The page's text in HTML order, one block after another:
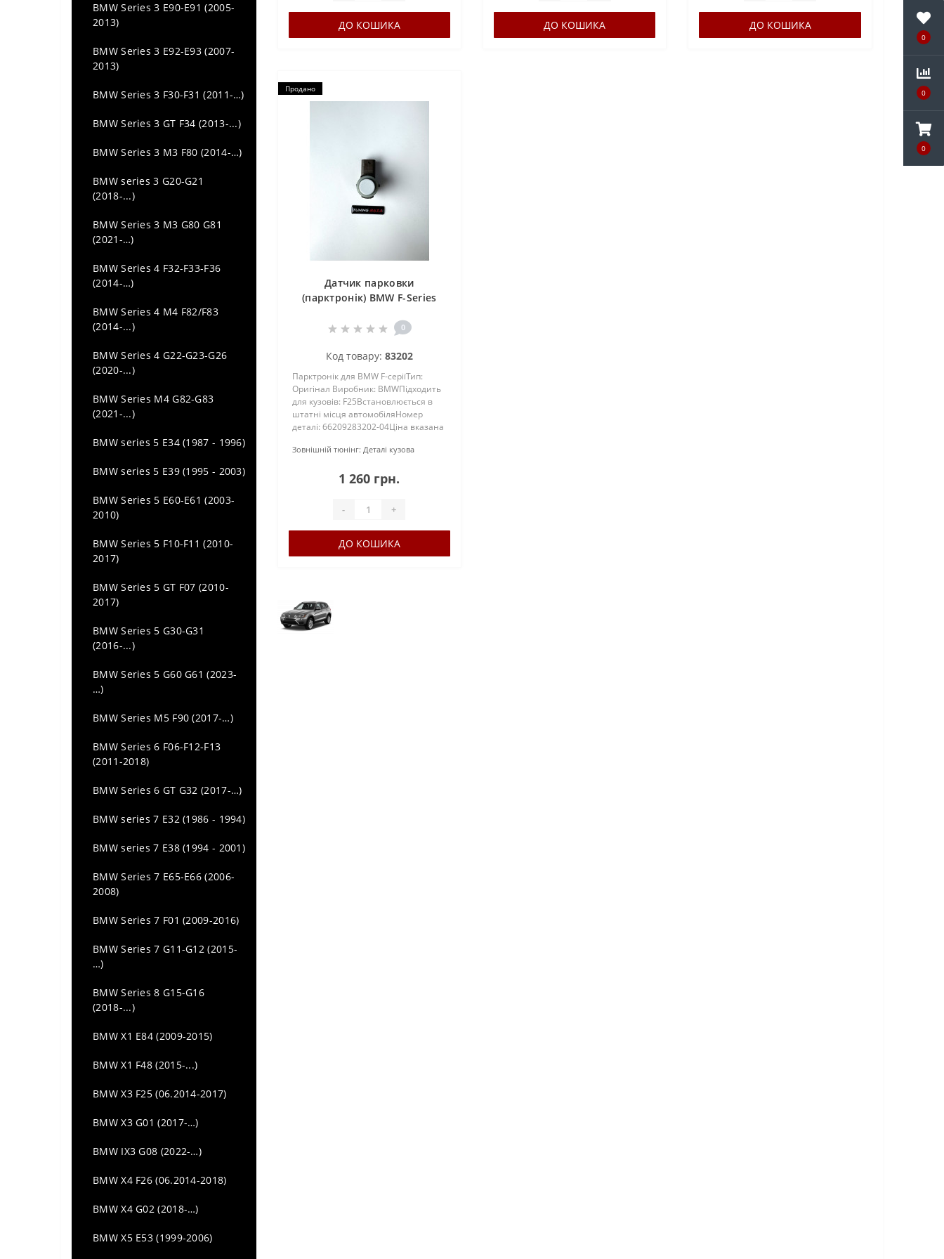
0
0
0
Audi TT (MK3) (2014 -...)
BMW Series 3 E90-E91 (2005-
2013)
BMW Series 3 E92-E93 (2007-
2013)
BMW Series 3 F30-F31 (2011-…)
BMW Series 3 GT F34 (2013-...)
BMW Series 3 M3 F80 (2014-…)
BMW series 3 G20-G21
(2018-...)
BMW Series 3 M3 G80 G81
(2021-…)
BMW Series 4 F32-F33-F36
(2014-…)
BMW Series 4 M4 F82/F83
(2014-...)
BMW Series 4 G22-G23-G26
(2020-...)
BMW Series M4 G82-G83
(2021-...)
BMW series 5 E34 (1987 - 1996)
BMW series 5 E39 (1995 - 2003)
BMW Series 5 E60-E61 (2003-
2010)
BMW Series 5 F10-F11 (2010-
2017)
BMW Series 5 GT F07 (2010-
2017)
BMW Series 5 G30-G31
(2016-...)
BMW Series 5 G60 G61 (2023-
…)
BMW Series M5 F90 (2017-…)
BMW Series 6 F06-F12-F13
(2011-2018)
BMW Series 6 GT G32 (2017-…)
BMW series 7 E32 (1986 - 1994)
BMW series 7 E38 (1994 - 2001)
BMW Series 7 E65-E66 (2006-
2008)
BMW Series 7 F01 (2009-2016)
BMW Series 7 G11-G12 (2015-
…)
BMW Series 8 G15-G16
(2018-...)
BMW X1 E84 (2009-2015)
BMW X1 F48 (2015-...)
BMW X3 F25 (06.2014-2017)
BMW X3 G01 (2017-…)
BMW IX3 G08 (2022-…)
BMW X4 F26 (06.2014-2018)
BMW X4 G02 (2018-…)
BMW X5 E53 (1999-2006)
ДО КОШИКА ДО КОШИКА ДО КОШИКА
Продано
Датчик парковки
(парктронік) BMW F-Series
0
Код товару: 83202
Парктронік для BMW F-серіїТип:
Оригінал Виробник: BMWПідходить
для кузовів: F25Встановлюється в
штатні місця автомобіляНомер
деталі: 66209283202-04Ціна вказана
Зовнішній тюнінг: Деталі кузова
1 260 грн.
- +
ДО КОШИКА